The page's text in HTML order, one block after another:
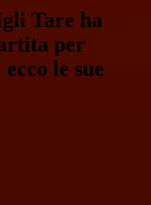
Tare ha
per
le sue